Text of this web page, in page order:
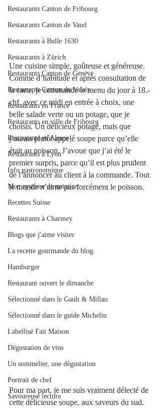
Restaurants Canton de Fribourg
Restaurants Canton de Vaud
Restaurants à Bulle 1630
Restaurants à Zürich
Restaurants Canton de Genève
Restaurants Canton du Valais
Restaurants en France
Restaurants en ville de Fribourg
Restaurants en Alsace
Restaurants à Lyon
Info gastronomique
Mon système de notation
Recettes Suisse
Restaurants à Charmey
Blogs que j'aime visiter
La recette gourmande du blog.
Hamburger
Restaurant ouvert le dimanche
Sélectionné dans le Gault & Millau
Sélectionné dans le guide Michelin
Labellisé Fait Maison
Dégustation de vins
Un sommelier, une dégustation
Portrait de chef
Savoureuse lecture
Une cuisine simple, goûteuse et généreuse.
Comme d’habitude et après consultation de
la carte, je commande le menu du jour à 18.-
chf, avec ce midi en entrée à choix, une
belle salade verte ou un potage, que je
choisis. Un délicieux potage, mais que
j’aurais plutôt appelé soupe parce qu’elle
était au poisson. J’avoue que j’ai été le
premier surpris, parce qu’il est plus prudent
de l’annoncer au client à la commande. Tout
le monde n’aime pas forcément le poisson.
Pour ma part, je me suis vraiment délecté de
cette délicieuse soupe, aux saveurs du sud.